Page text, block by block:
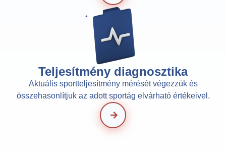
Teljesítmény diagnosztika
Aktuális sportteljesítmény mérését végezzük és
összehasonlítjuk az adott sportág elvárható értékeivel.